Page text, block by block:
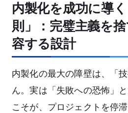
内製化を成功に導
則」：完璧主義を
容する設計
内製化の最大の障壁は、「
ん。実は「失敗への恐怖」
こそが、プロジェクトを停